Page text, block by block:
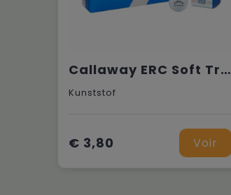
Callaway ERC Soft Triple Track
Kunststof
€ 3,80 Voir